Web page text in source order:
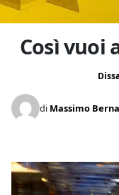
Così vuoi
di Massimo